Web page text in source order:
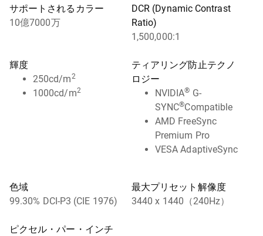
サポートされるカラー
10億7000万
DCR (Dynamic Contrast
Ratio)
1,500,000:1
輝度
250cd/m2
1000cd/m2
ティアリング防止テクノ
ロジー
NVIDIA® G-
SYNC®Compatible
AMD FreeSync
Premium Pro
VESA AdaptiveSync
色域
99.30% DCI-P3 (CIE 1976)
最大プリセット解像度
3440 x 1440（240Hz）
ピクセル・パー・インチ